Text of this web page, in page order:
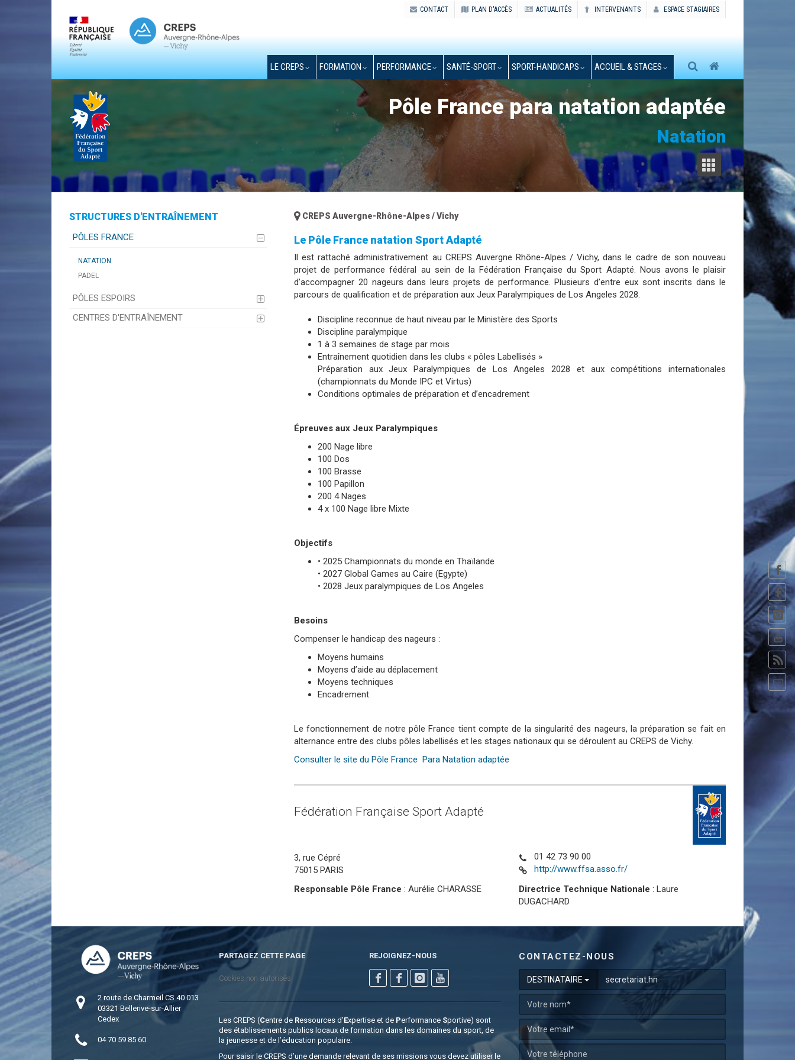
CONTACT PLAN D'ACCÈS ACTUALITÉS INTERVENANTS ESPACE STAGIAIRES
LE CREPS FORMATION PERFORMANCE SANTÉ-SPORT SPORT-HANDICAPS ACCUEIL & STAGES
Pôle France para natation adaptée
Natation
STRUCTURES D'ENTRAÎNEMENT
PÔLES FRANCE
NATATION
PADEL
PÔLES ESPOIRS
CENTRES D'ENTRAÎNEMENT
CREPS Auvergne-Rhône-Alpes / Vichy
Le Pôle France natation Sport Adapté
Il est rattaché administrativement au CREPS Auvergne Rhône-Alpes / Vichy, dans le cadre de son nouveau
projet de performance fédéral au sein de la Fédération Française du Sport Adapté. Nous avons le plaisir
d’accompagner 20 nageurs dans leurs projets de performance. Plusieurs d’entre eux sont inscrits dans le
parcours de qualification et de préparation aux Jeux Paralympiques de Los Angeles 2028.
Discipline reconnue de haut niveau par le Ministère des Sports
Discipline paralympique
1 à 3 semaines de stage par mois
Entraînement quotidien dans les clubs « pôles Labellisés »
Préparation aux Jeux Paralympiques de Los Angeles 2028 et aux compétitions internationales
(championnats du Monde IPC et Virtus)
Conditions optimales de préparation et d’encadrement
Épreuves aux Jeux Paralympiques
200 Nage libre
100 Dos
100 Brasse
100 Papillon
200 4 Nages
4 x 100 Nage libre Mixte
Objectifs
• 2025 Championnats du monde en Thaïlande
• 2027 Global Games au Caire (Egypte)
• 2028 Jeux paralympiques de Los Angeles
Besoins
Compenser le handicap des nageurs :
Moyens humains
Moyens d’aide au déplacement
Moyens techniques
Encadrement
Le fonctionnement de notre pôle France tient compte de la singularité des nageurs, la préparation se fait en
alternance entre des clubs pôles labellisés et les stages nationaux qui se déroulent au CREPS de Vichy.
Consulter le site du Pôle France Para Natation adaptée
Fédération Française Sport Adapté
3, rue Cépré
75015 PARIS
01 42 73 90 00
http://www.ffsa.asso.fr/
Responsable Pôle France : Aurélie CHARASSE Directrice Technique Nationale : Laure
DUGACHARD
2 route de Charmeil CS 40 013
03321 Bellerive-sur-Allier
Cedex
04 70 59 85 60
PARTAGEZ CETTE PAGE
Cookies non autorisés
REJOIGNEZ-NOUS
Les CREPS (Centre de Ressources d’Expertise et de Performance Sportive) sont
des établissements publics locaux de formation dans les domaines du sport, de
la jeunesse et de l’éducation populaire.
Pour saisir le CREPS d’une demande relevant de ses missions vous devez utiliser le
CONTACTEZ-NOUS
DESTINATAIRE